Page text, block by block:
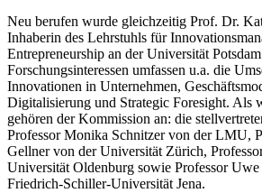
Neu berufen wurde gleichzeitig Prof. Dr.
Inhaberin des Lehrstuhls für
Entrepreneurship an der Universität
Forschungsinteressen umfassen u.a. die
Innovationen in Unternehmen,
Digitalisierung und Strategic Foresight. Als
gehören der Kommission an: die
Professor Monika Schnitzer von der LMU,
Gellner von der Universität Zürich,
Universität Oldenburg sowie Professor
Friedrich-Schiller-Universität Jena.